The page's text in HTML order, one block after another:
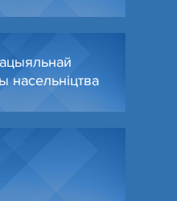
насельніцтва